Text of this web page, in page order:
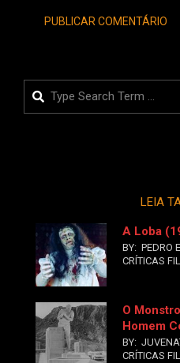
Search
LEIA
A Loba
BY: PEDRO
CRÍTICAS
O
Homem
BY:
CRÍTICAS